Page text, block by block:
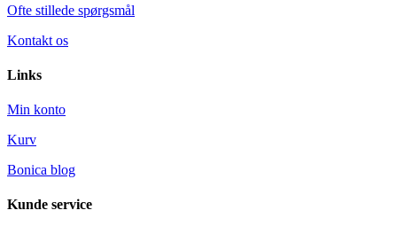
Ofte stillede spørgsmål
Kontakt os
Links
Min konto
Kurv
Bonica blog
Kunde service